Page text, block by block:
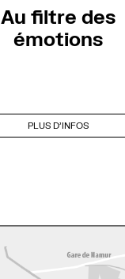
Au filtre des
émotions
PLUS D'INFOS